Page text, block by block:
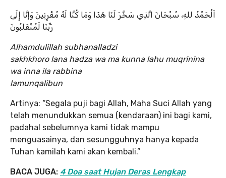
اَلْحَمْدُ للهِ، سُبْحَانَ الَّذِي سَخَّرَ لَنَا هَذَا وَمَا كُنَّا لَهُ مُقْرِنِينَ وَإنَّا إِلَى
رَبِّنَا لَمُنْقَلبُونَ
Alhamdulillah subhanalladzi
sakhkhoro lana hadza wa ma kunna lahu muqrinina
wa inna ila rabbina
lamunqalibun
Artinya: “Segala puji bagi Allah, Maha Suci Allah yang
telah menundukkan semua (kendaraan) ini bagi kami,
padahal sebelumnya kami tidak mampu
menguasainya, dan sesungguhnya hanya kepada
Tuhan kamilah kami akan kembali.”
BACA JUGA: 4 Doa saat Hujan Deras Lengkap